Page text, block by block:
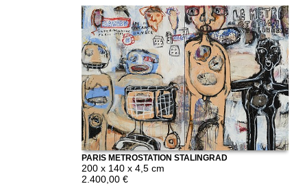
PARIS METROSTATION STALINGRAD
200 x 140 x 4,5 cm
2.400,00 €